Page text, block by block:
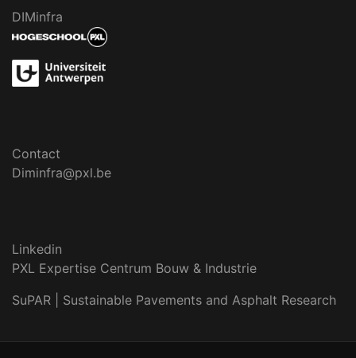
DIMinfra
Contact
Diminfra@pxl.be
Linkedin
PXL Expertise Centrum Bouw & Industrie
SuPAR | Sustainable Pavements and Asphalt Research